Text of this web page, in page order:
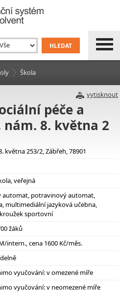
Škola
vytisknout
péče a
nám. 8. května 2
května 253/2, Zábřeh, 78901
veřejná
automat, potravinový automat,
multimediální jazyková učebna,
sportovní
žáků
intern., cena 1600 Kč/měs.
vyučování: v omezené míře
vyučování: v neomezené míře